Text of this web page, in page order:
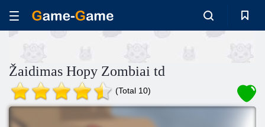
Žaidimas Hopy Zombiai td
(Total 10)